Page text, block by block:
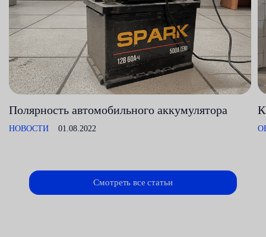
Полярность автомобильного аккумулятора
НОВОСТИ 01.08.2022
Смотреть все статьи